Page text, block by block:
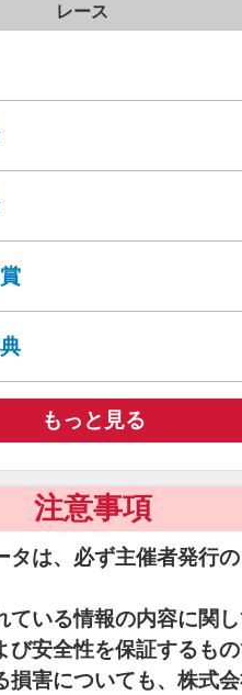
レース
もっと見る
注意事項
は、必ず主催者発行
いる情報の内容に関
び安全性を保証するも
損害についても、株式